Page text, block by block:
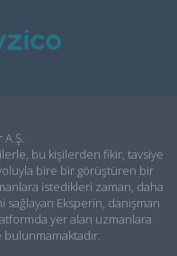
bu kişilerden fikir, tavsiye
bire bir görüştüren bir
istedikleri zaman, daha
sağlayan Eksperin, danışman
yer alan uzmanlara